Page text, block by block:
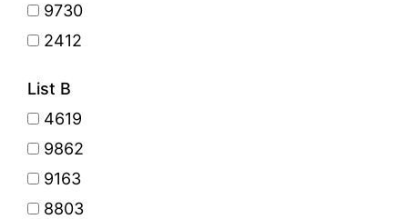
9730
2412
List B
4619
9862
9163
8803